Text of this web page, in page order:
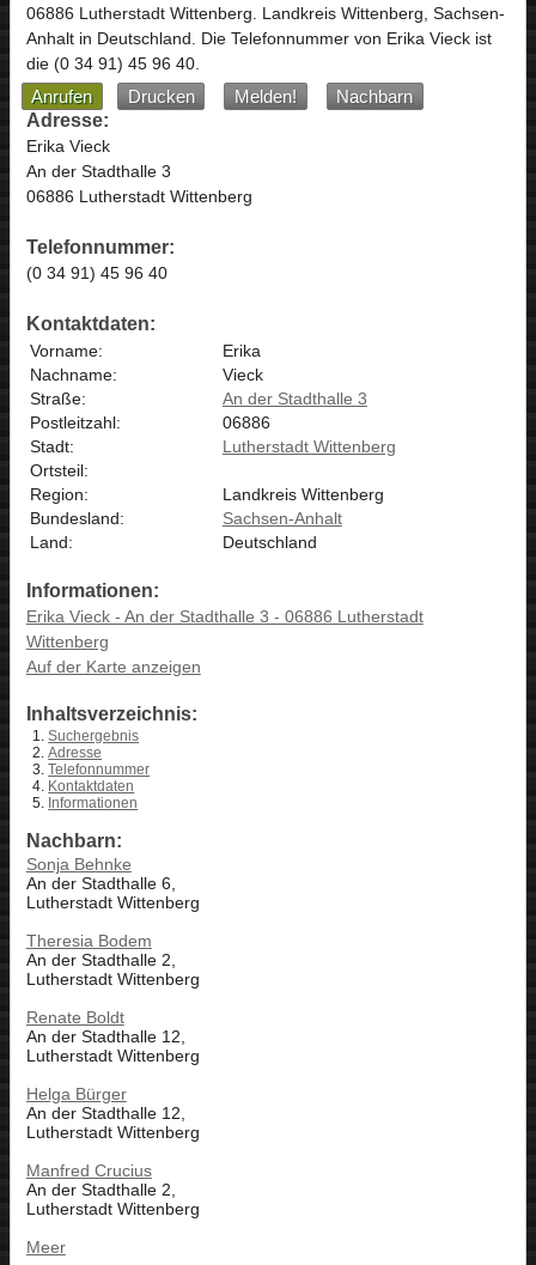
06886 Lutherstadt Wittenberg. Landkreis Wittenberg, Sachsen-
Anhaltin Deutschland. Die Telefonnummer von Erika Vieck ist
die (0 34 91) 45 96 40.
Anrufen Drucken Melden!
Nachbarn
Adresse:
Erika Vieck
An der Stadthalle 3
06886 Lutherstadt Wittenberg
Telefonnummer:
(0 34 91) 45 96 40
Kontaktdaten:
Vorname:
Erika
Nachname:
Vieck
Straße:
An der Stadthalle 3
Postleitzahl:
06886
Stadt:
Lutherstadt Wittenberg
Ortsteil:
Region:
Landkreis Wittenberg
Bundesland:
Sachsen-Anhalt
Land:
Deutschland
Informationen:
Erika Vieck - An der Stadthalle 3 - 06886 Lutherstadt
Wittenberg
Auf der Karte anzeigen
Inhaltsverzeichnis:
Suchergebnis
Adresse
Telefonnummer
Kontaktdaten
Informationen
Nachbarn:
Sonja Behnke
An der Stadthalle 6,
Lutherstadt Wittenberg
Theresia Bodem
An der Stadthalle 2,
Lutherstadt Wittenberg
Renate Boldt
An der Stadthalle 12,
Lutherstadt Wittenberg
Helga Bürger
An der Stadthalle 12,
Lutherstadt Wittenberg
Manfred Crucius
An der Stadthalle 2,
Lutherstadt Wittenberg
Meer